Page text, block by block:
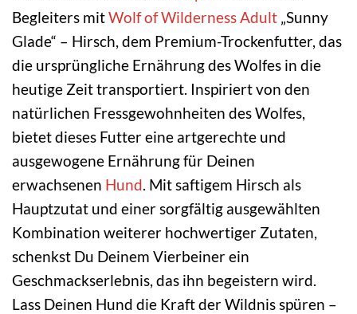
Begleiters mitWolf of Wilderness Adult „Sunny
Glade“ – Hirsch, dem Premium-Trockenfutter, das
die ursprüngliche Ernährung des Wolfes in die
heutige Zeit transportiert. Inspiriert von den
natürlichen Fressgewohnheiten des Wolfes,
bietet dieses Futter eine artgerechte und
ausgewogene Ernährung für Deinen
erwachsenen Hund . Mit saftigem Hirsch als
Hauptzutat und einer sorgfältig ausgewählten
Kombination weiterer hochwertiger Zutaten,
schenkst Du Deinem Vierbeiner ein
Geschmackserlebnis, das ihn begeistern wird.
Lass Deinen Hund die Kraft der Wildnis spüren –